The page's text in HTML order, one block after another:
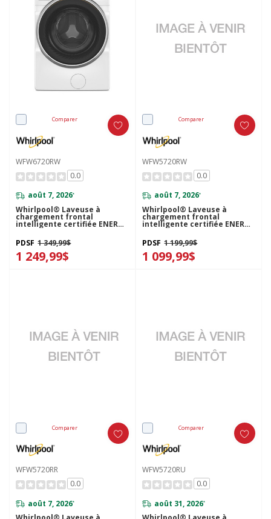
Comparer
WFW6720RW
0.0
août 7, 2026*
Whirlpool® Laveuse à
chargement frontal
intelligente certifiée ENERGY
STAR® avec système de
ventilation FreshFlow™ et
technologie de lavage
intelligent de 5.8 pi cu C.E.I.
WFW6720RW
PDSF 1 349,99$
1 249,99$
Comparer
WFW5720RW
0.0
août 7, 2026*
Whirlpool® Laveuse à
chargement frontal
intelligente certifiée ENERGY
STAR® avec système de
ventilation FreshFlow™ de
5.2 pi cu C.E.I. WFW5720RW
PDSF 1 199,99$
1 099,99$
Comparer
WFW5720RR
0.0
août 7, 2026*
Comparer
WFW5720RU
0.0
août 31, 2026*